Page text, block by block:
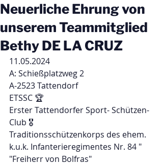
Neuerliche Ehrung von
unserem Teammitglied
Bethy DE LA CRUZ
11.05.2024
A: Schießplatzweg 2
A-2523 Tattendorf
ETSSC 🏆
Erster Tattendorfer Sport- Schützen-
Club 🎖️
Traditionsschützenkorps des ehem.
k.u.k. Infanterieregimentes Nr. 84 "
"Freiherr von Bolfras"